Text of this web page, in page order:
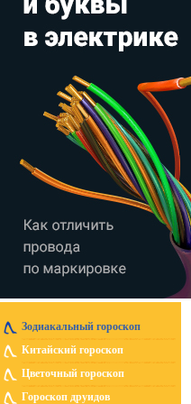
Зодиакальный гороскоп
Китайский гороскоп
Цветочный гороскоп
Гороскоп друидов